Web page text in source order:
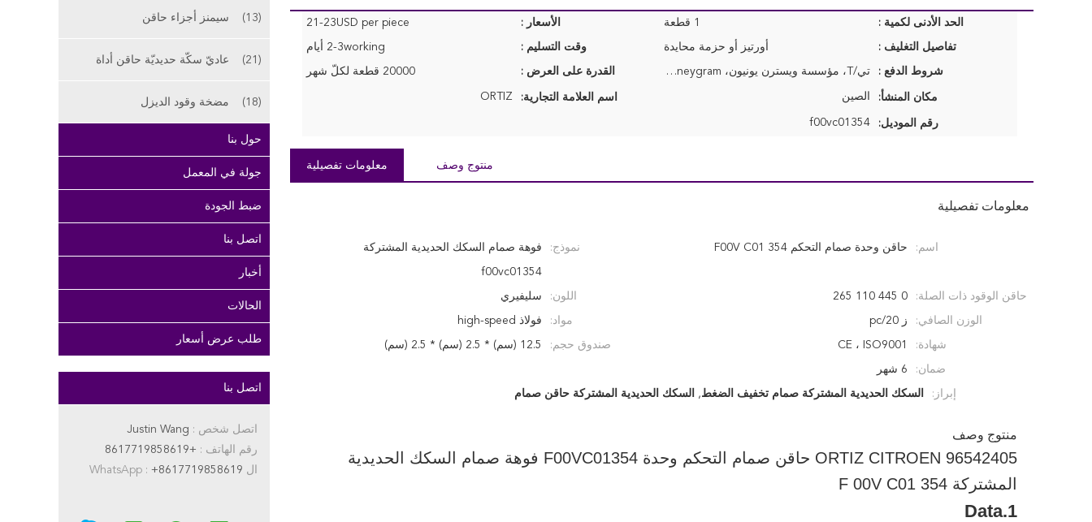
سيمنز أجزاء حاقن (13)
عاديّ سكّة حديديّة حاقن أداة (21)
مضخة وقود الديزل (18)
حول بنا
جولة في المعمل
ضبط الجودة
اتصل بنا
أخبار
الحالات
طلب عرض أسعار
اتصل بنا
اتصل شخص :
رقم الهاتف : +8617719858619
ال WhatsApp : +8617719858619
الحد الأدنى لكمية : 1 قطعة الأسعار : 21-23USD per piece
تفاصيل التغليف : أورتيز أو حزمة محايدة وقت التسليم : 2-3working أيام
شروط الدفع : تي/T، مؤسسة ويسترن يونيون، Moneygram القدرة على العرض : 20000 قطعة لكلّ شهر
مكان المنشأ: الصين اسم العلامة التجارية: ORTIZ
رقم الموديل: f00vc01354
معلومات تفصيلية منتوج وصف
معلومات تفصيلية
اسم: حاقن وحدة صمام التحكم F00V C01 354 نموذج: فوهة صمام السكك الحديدية المشتركة
f00vc01354
حاقن الوقود ذات الصلة: 0 445 110 265 اللون: سليفيري
الوزن الصافي: ز 20/pc مواد: فولاذ high-speed
شهادة: CE ، ISO9001 صندوق حجم: 12.5 (سم) * 2.5 (سم) * 2.5 (سم)
ضمان: 6 شهر
إبراز: السكك الحديدية المشتركة صمام تخفيف الضغط, السكك الحديدية المشتركة حاقن صمام
منتوج وصف
ORTIZ CITROEN 96542405 حاقن صمام التحكم وحدة F00VC01354 فوهة صمام السكك الحديدية
المشتركة F 00V C01 354
1.Data